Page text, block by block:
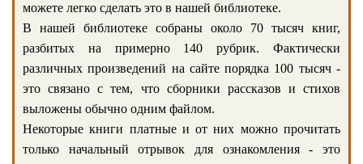
можете легко сделать это в нашей библиотеке.
В нашей библиотеке собраны около 70 тысяч книг,
разбитых на примерно 140 рубрик. Фактически
различных произведений на сайте порядка 100 тысяч -
это связано с тем, что сборники рассказов и стихов
выложены обычно одним файлом.
Некоторые книги платные и от них можно прочитать
только начальный отрывок для ознакомления - это